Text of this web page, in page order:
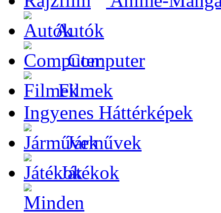
Autók
Computer
Filmek
Ingyenes Háttérképek
Járművek
Játékok